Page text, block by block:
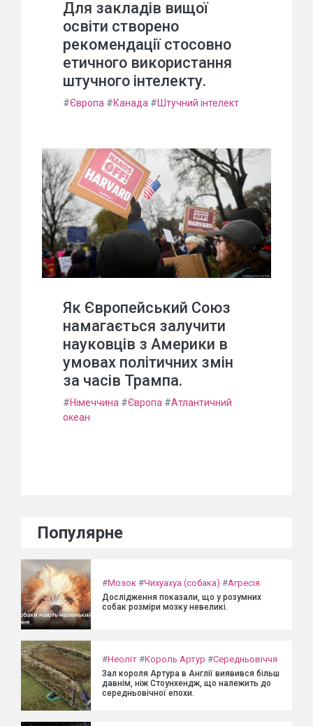
Для закладів вищої
освіти створено
рекомендації стосовно
етичного використання
штучного інтелекту.
#Європа #Канада #Штучний інтелект
Як Європейський Союз
намагається залучити
науковців з Америки в
умовах політичних змін
за часів Трампа.
#Німеччина #Європа #Атлантичний
океан
Популярне
#Мозок #Чихуахуа (собака) #Агресія
Дослідження показали, що у розумних
собак розміри мозку невеликі.
#Неоліт #Король Артур #Середньовіччя
Зал короля Артура в Англії виявився більш
давнім, ніж Стоунхендж, що належить до
середньовічної епохи.